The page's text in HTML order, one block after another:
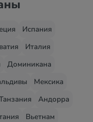
Испания
Италия
Доминикана
Мексика
Андорра
Вьетнам